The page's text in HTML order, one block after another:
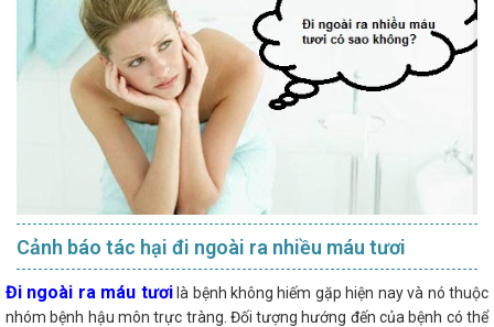
Cảnh báo tác hại đi ngoài ra nhiều máu tươi
Đi ngoài ra máu tươilà bệnh không hiếm gặp hiện nay và nó thuộc
nhóm bệnh hậu môn trực tràng. Đối tượng hướng đến của bệnh có thể